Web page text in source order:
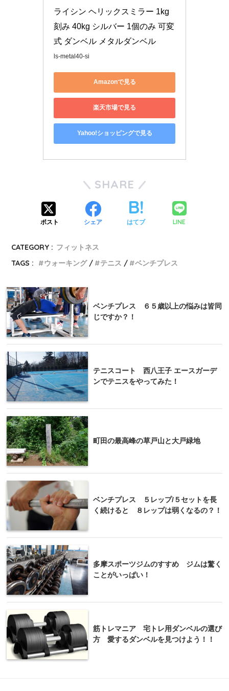
ライシン ヘリックスミラー 1kg
刻み 40kg シルバー 1個のみ 可変
式 ダンベル メタルダンベル
ls-metal40-si
Amazonで見る
楽天市場で見る
Yahoo!ショッピングで見る
SHARE
ポスト シェア はてブ LINE
CATEGORY : フィットネス
TAGS :
ウォーキング テニス ベンチプレス
ベンチプレス ６５歳以上の悩みは皆同
じですか？！
テニスコート 西八王子 エースガーデ
ンでテニスをやってみた！
町田の最高峰の草戸山と大戸緑地
ベンチプレス ５レップ/５セットを長
く続けると ８レップは弱くなるの？！
多摩スポーツジムのすすめ ジムは驚く
ことがいっぱい！
筋トレマニア 宅トレ用ダンベルの選び
方 愛するダンベルを見つけよう！！